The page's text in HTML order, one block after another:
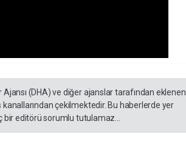
(DHA) ve diğer ajanslar tarafından eklenen
çekilmektedir. Bu haberlerde yer
editörü sorumlu tutulamaz...